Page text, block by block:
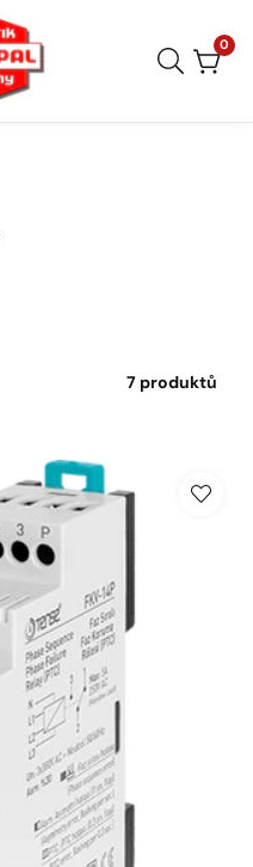
00
7 produktů